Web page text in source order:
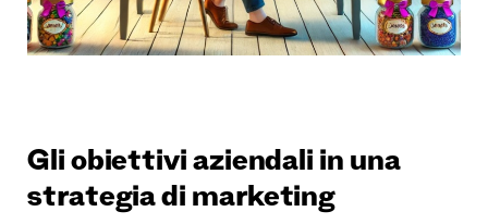
Gli obiettivi aziendali in una
strategia di marketing